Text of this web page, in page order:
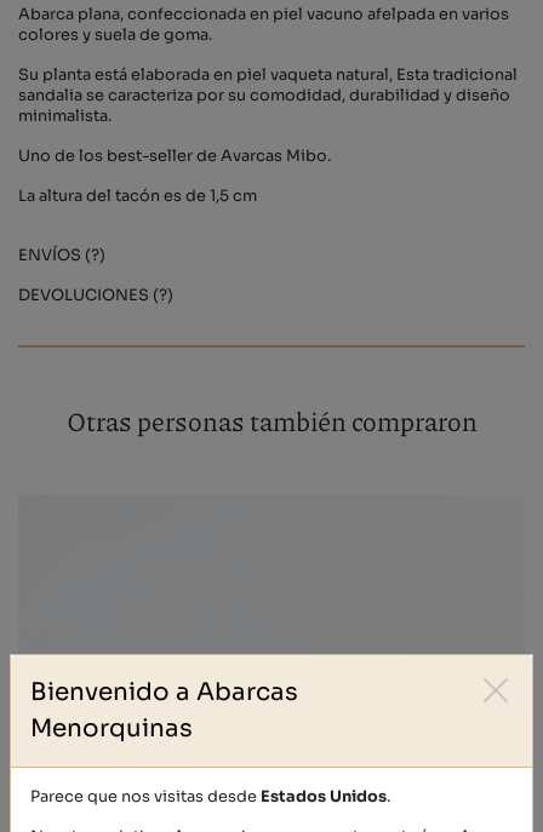
Abarca plana, confeccionada en piel vacuno afelpada en varios
colores y suela de goma.
Su planta está elaborada en piel vaqueta natural, Esta tradicional
sandalia se caracteriza por su comodidad, durabilidad y diseño
minimalista.
Uno de los best-seller de Avarcas Mibo.
La altura del tacón es de 1,5 cm
ENVÍOS (?)
DEVOLUCIONES (?)
Otras personas también compraron
Bienvenido a Abarcas
Menorquinas
Parece que nos visitas desde Estados Unidos.